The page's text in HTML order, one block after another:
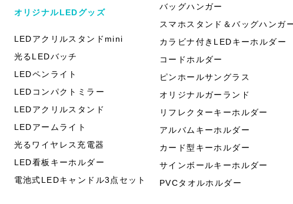
オリジナルLEDグッズ
LEDアクリルスタンドmini
光るLEDバッチ
LEDペンライト
LEDコンパクトミラー
LEDアクリルスタンド
LEDアームライト
光るワイヤレス充電器
LED看板キーホルダー
電池式LEDキャンドル3点セット
バッグハンガー
スマホスタンド＆バッグハンガ
カラビナ付きLEDキーホルダー
コードホルダー
ピンホールサングラス
オリジナルガーランド
リフレクターキーホルダー
アルバムキーホルダー
カード型キーホルダー
サインボールキーホルダー
PVCタオルホルダー